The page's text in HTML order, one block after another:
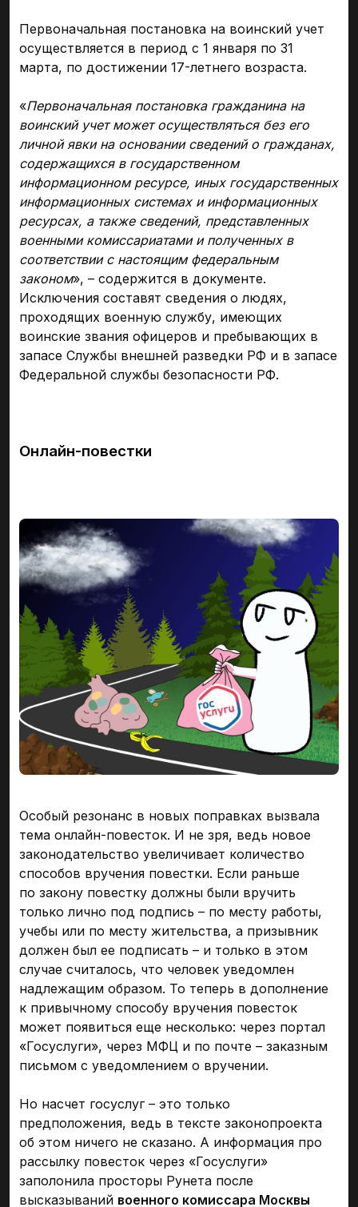
Первоначальная постановка на воинский учет
осуществляется в период с 1 января по 31
марта, по достижении 17-летнего возраста.
«Первоначальная постановка гражданина на
воинский учет может осуществляться без его
личной явки на основании сведений о гражданах,
содержащихся в государственном
информационном ресурсе, иных государственных
информационных системах и информационных
ресурсах, а также сведений, представленных
военными комиссариатами и полученных в
соответствии с настоящим федеральным
законом», – содержится в документе.
Исключения составят сведения о людях,
проходящих военную службу, имеющих
воинские звания офицеров и пребывающих в
запасе Службы внешней разведки РФ и в запасе
Федеральной службы безопасности РФ.
Онлайн-повестки
Особый резонанс в новых поправках вызвала
тема онлайн-повесток. И не зря, ведь новое
законодательство увеличивает количество
способов вручения повестки. Если раньше
по закону повестку должны были вручить
только лично под подпись – по месту работы,
учебы или по месту жительства, а призывник
должен был ее подписать – и только в этом
случае считалось, что человек уведомлен
надлежащим образом. То теперь в дополнение
к привычному способу вручения повесток
может появиться еще несколько: через портал
«Госуслуги», через МФЦ и по почте – заказным
письмом с уведомлением о вручении.
Но насчет госуслуг – это только
предположения, ведь в тексте законопроекта
об этом ничего не сказано. А информация про
рассылку повесток через «Госуслуги»
заполонила просторы Рунета после
высказываний военного комиссара Москвы